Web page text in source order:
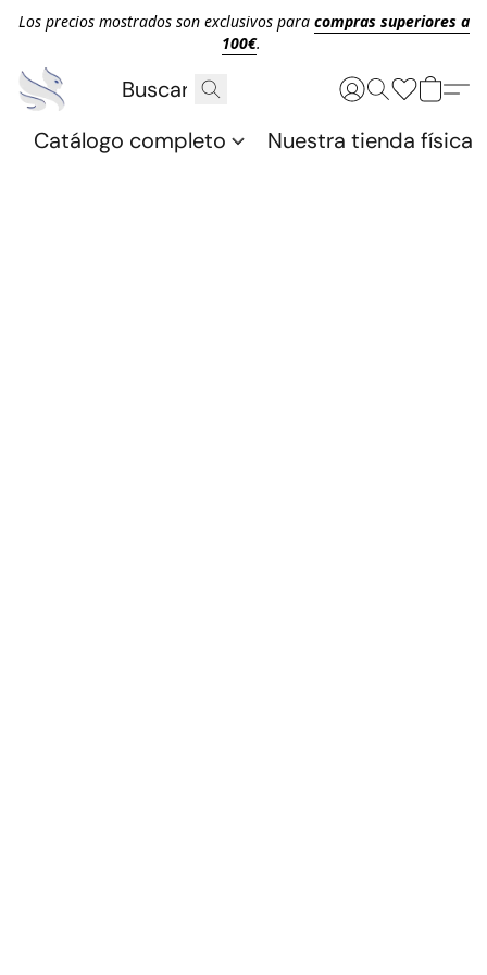
Los precios mostrados son exclusivos para compras superiores a
100€.
Catálogo completo Nuestra tienda física